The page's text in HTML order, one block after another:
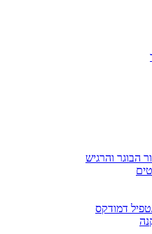
הבוגר והרגיש
טפיל דמודקס